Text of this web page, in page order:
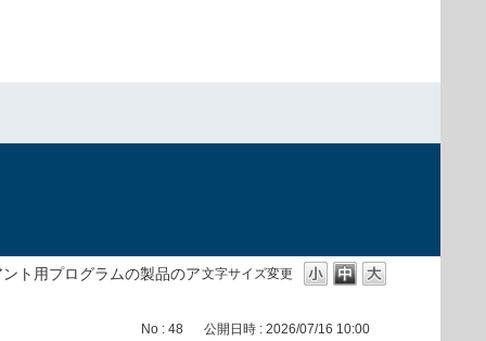
文字サイズ変更
ト用プログラムの製品のア
No : 48 公開日時 : 2026/07/16 10:00